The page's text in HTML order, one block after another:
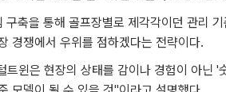
축을 통해 골프장별로 제각각이던 관리
경쟁에서 우위를 점하겠다는 전략이다.
트윈은 현장의 상태를 감이나 경험이 아